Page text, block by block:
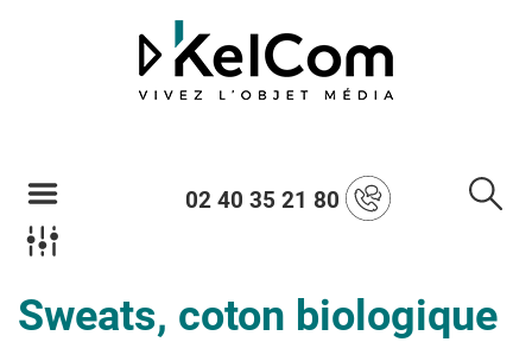
02 40 35 21 80
Sweats, coton biologique